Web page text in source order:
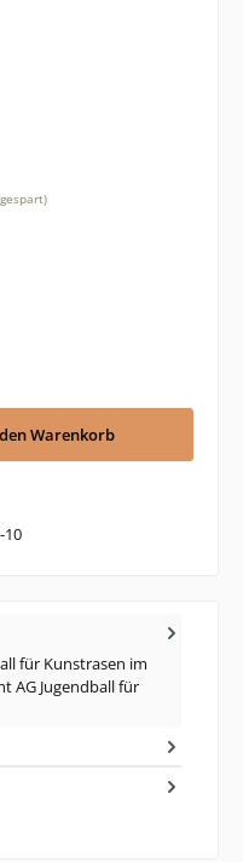
Warenkorb
10
für Kunstrasen im
AG Jugendball für